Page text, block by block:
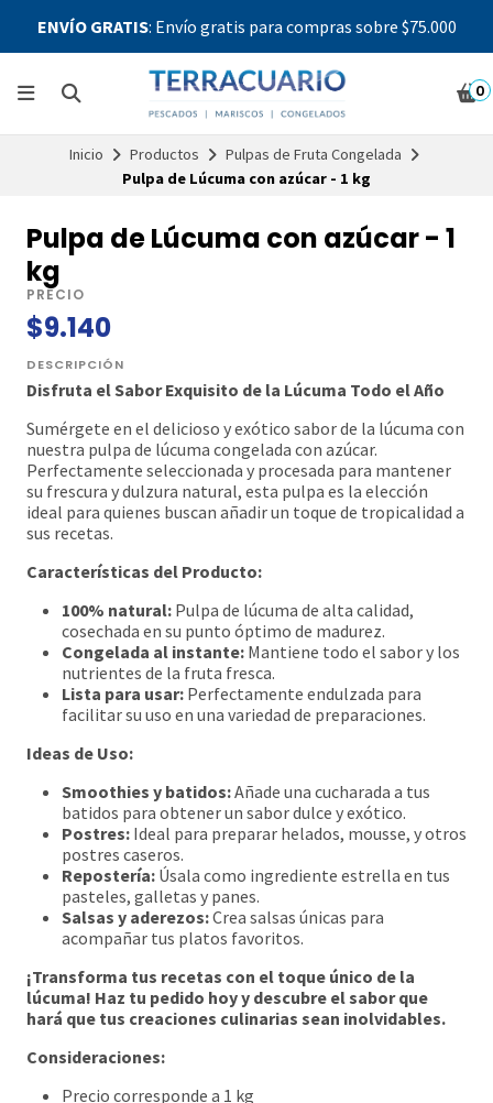
ENVÍO GRATIS: Envío gratis para compras sobre $75.000
0
Inicio Productos
Pulpas de Fruta Congelada
Pulpa de Lúcuma con azúcar - 1 kg
Pulpa de Lúcuma con azúcar - 1
kg
PRECIO
$9.140
DESCRIPCIÓN
Disfruta el Sabor Exquisito de la Lúcuma Todo el Año
Sumérgete en el delicioso y exótico sabor de la lúcuma con
nuestra pulpa de lúcuma congelada con azúcar.
Perfectamente seleccionada y procesada para mantener
su frescura y dulzura natural, esta pulpa es la elección
ideal para quienes buscan añadir un toque de tropicalidad a
sus recetas.
Características del Producto:
100% natural: Pulpa de lúcuma de alta calidad,
cosechada en su punto óptimo de madurez.
Congelada al instante: Mantiene todo el sabor y los
nutrientes de la fruta fresca.
Lista para usar: Perfectamente endulzada para
facilitar su uso en una variedad de preparaciones.
Ideas de Uso:
Smoothies y batidos:Añade una cucharada a tus
batidos para obtener un sabor dulce y exótico.
Postres: Ideal para preparar helados, mousse, y otros
postres caseros.
Repostería: Úsala como ingrediente estrella en tus
pasteles, galletas y panes.
Salsas y aderezos:Crea salsas únicas para
acompañar tus platos favoritos.
¡Transforma tus recetas con el toque único de la
lúcuma! Haz tu pedido hoy y descubre el sabor que
hará que tus creaciones culinarias sean inolvidables.
Consideraciones:
Precio corresponde a 1 kg